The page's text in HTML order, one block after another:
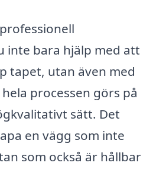
inte bara hjälp med att
tapet, utan även med
processen görs på
sätt. Det
en vägg som inte
som också är hållbar